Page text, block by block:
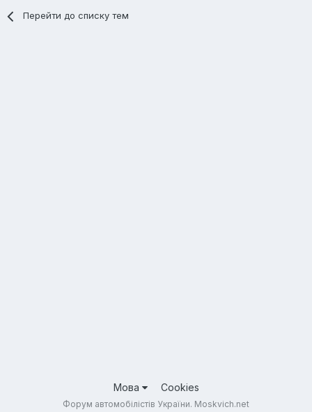
Перейти до списку тем
Мова Cookies
Форум автомобілістів України. Moskvich.net